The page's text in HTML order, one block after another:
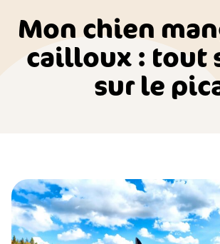
Mon chien
cailloux : tout
sur le
Mon chien mange des cailloux : tout